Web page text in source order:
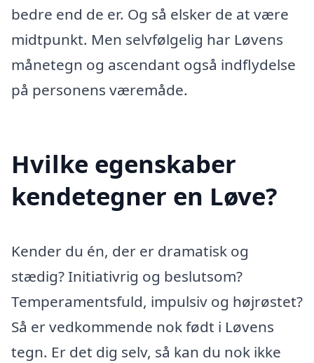
bedre end de er. Og så elsker de at være
midtpunkt. Men selvfølgelig har Løvens
månetegn og ascendant også indflydelse
på personens væremåde.
Hvilke egenskaber
kendetegner en Løve?
Kender du én, der er dramatisk og
stædig? Initiativrig og beslutsom?
Temperamentsfuld, impulsiv og højrøstet?
Så er vedkommende nok født i Løvens
tegn. Er det dig selv, så kan du nok ikke